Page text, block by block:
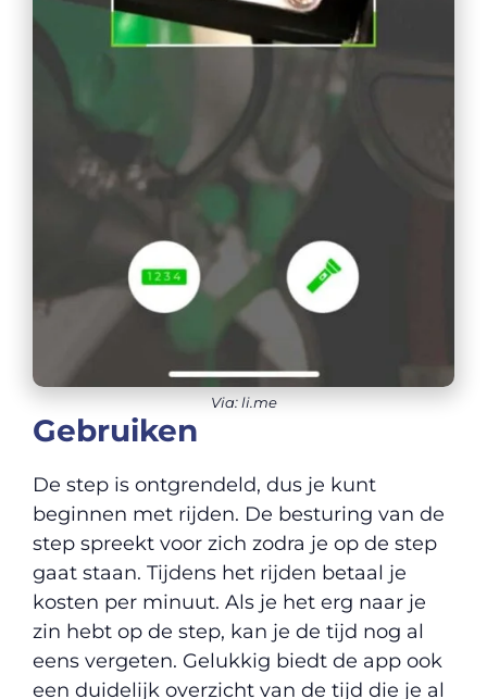
Via: li.me
Gebruiken
De step is ontgrendeld, dus je kunt
beginnen met rijden. De besturing van de
step spreekt voor zich zodra je op de step
gaat staan. Tijdens het rijden betaal je
kosten per minuut. Als je het erg naar je
zin hebt op de step, kan je de tijd nog al
eens vergeten. Gelukkig biedt de app ook
een duidelijk overzicht van de tijd die je al